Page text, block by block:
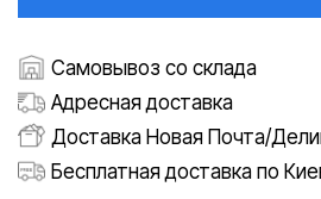
Самовывоз со склада
Адресная доставка
Доставка Новая Почта/
Бесплатная доставка по